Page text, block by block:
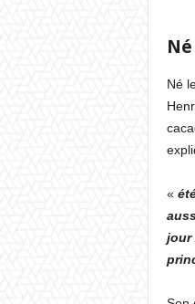
Né
«
jour